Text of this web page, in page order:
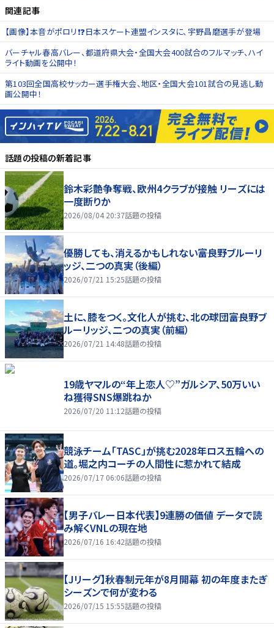
関連記事
【画像】本音がポロリ❗️❓日本スケート連盟インスタに、宇野昌磨選手が登場
バーチャル春高バレー、都道府県大会・全国大会400試合のフルマッチ、ハイ
ライト動画を公開中！
第103回全国高校サッカー選手権大会、地区・全国大会101試合の見逃し動
画公開中！
話題の投稿の新着記事
鈴木彩艶争奪戦、欧州4クラブが接触 リーズには
一度断りか
2026/08/04 20:37話題の投稿
優勝しても、消えるかもしれない――富良野ブルーリ
ッジ、二つの真実（後編）
2026/07/21 15:25話題の投稿
土に、膝をつく。文化人が挑む、北の球団――富良野ブ
ルーリッジ、二つの真実（前編）
2026/07/21 14:48話題の投稿
19歳ヤマルの“年上恋人♡”ガルシア、50万いい
ね獲得SNS爆跳ねか
2026/07/20 11:12話題の投稿
競泳チーム「TASC」が挑む2028年ロス五輪への
道。堀之内コーチの人間性に惹かれて結成
2026/07/17 06:06話題の投稿
【男子バレー日本代表】9連勝の価値 データで読
み解くVNLの現在地
2026/07/16 16:42話題の投稿
【Jリーグ】秋春制元年が8月開幕 初の年度またぎ
シーズンで何が変わる
2026/07/15 15:55話題の投稿